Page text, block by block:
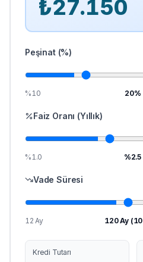
₺27.150
Peşinat (%)
%10 20%
Faiz Oranı (Yıllık)
%1.0 %2.5
Vade Süresi
12 Ay 120Ay (10
Kredi Tutarı